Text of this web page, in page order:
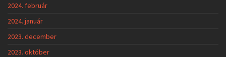
2024. február
2024. január
2023. december
2023. október